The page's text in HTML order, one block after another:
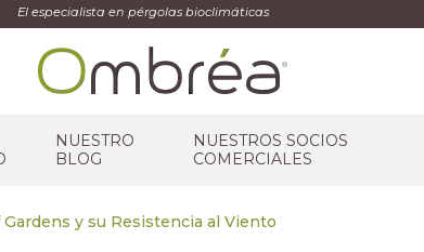
El especialista en pérgolas bioclimáticas
NUESTRO
BLOG
NUESTROS SOCIOS
COMERCIALES
y su Resistencia al Viento